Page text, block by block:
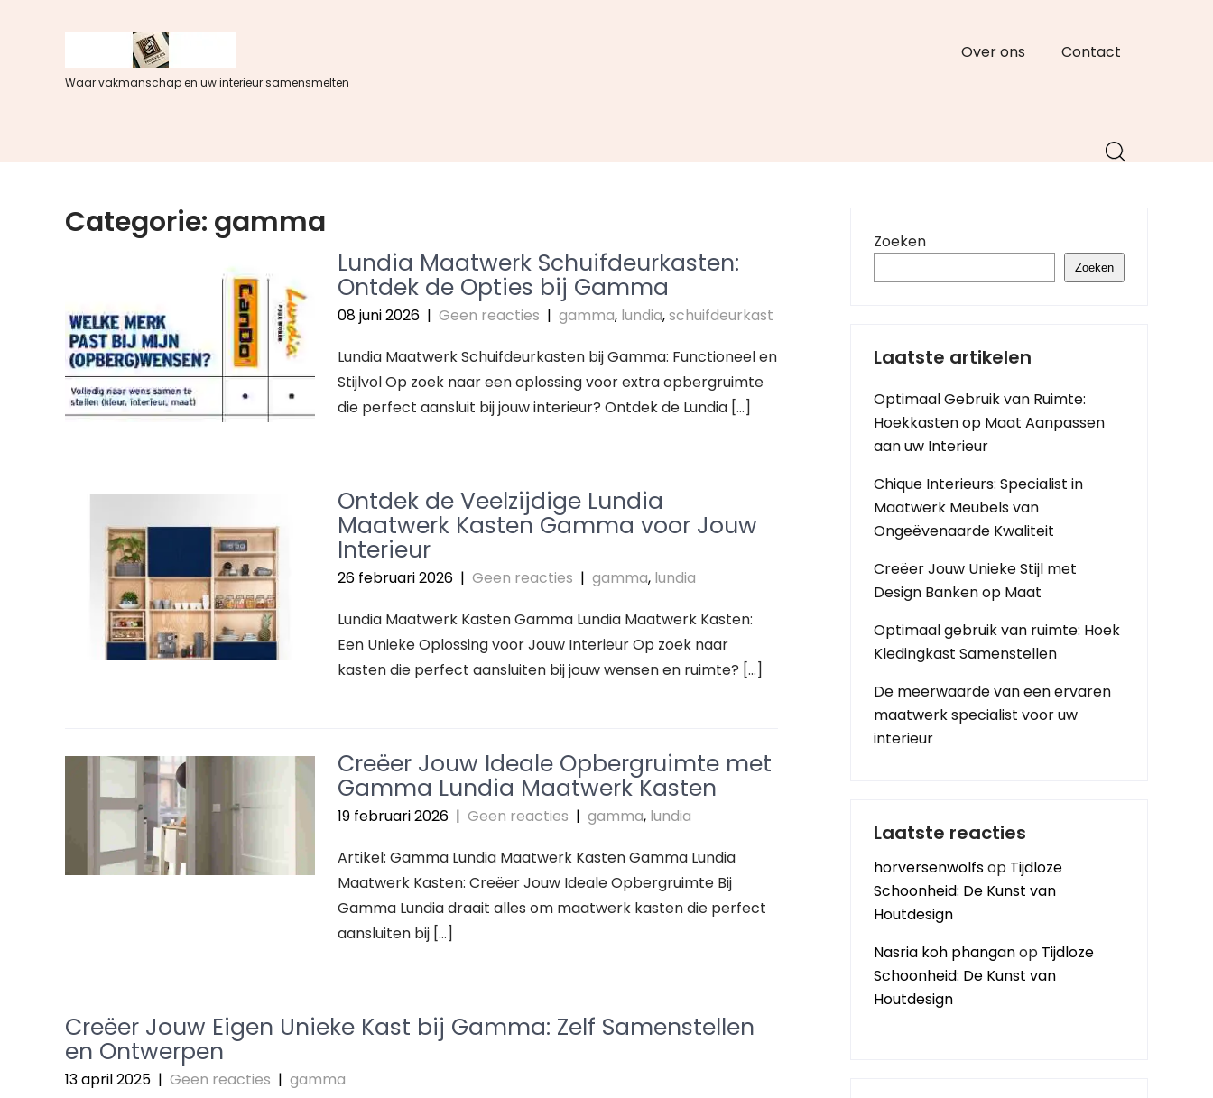
Waar vakmanschap en uw interieur samensmelten
Over ons Contact
Categorie: gamma
Lundia Maatwerk Schuifdeurkasten:
Ontdek de Opties bij Gamma
08 juni 2026 | Geen reacties | gamma, lundia,schuifdeurkast
Lundia Maatwerk Schuifdeurkasten bij Gamma: Functioneel en
Stijlvol Op zoek naar een oplossing voor extra opbergruimte
die perfect aansluit bij jouw interieur? Ontdek de Lundia […]
Ontdek de Veelzijdige Lundia
Maatwerk Kasten Gamma voor Jouw
Interieur
26 februari 2026 | Geen reacties | gamma, lundia
Lundia Maatwerk Kasten Gamma Lundia Maatwerk Kasten:
Een Unieke Oplossing voor Jouw Interieur Op zoek naar
kasten die perfect aansluiten bij jouw wensen en ruimte? […]
Creëer Jouw Ideale Opbergruimte met
Gamma Lundia Maatwerk Kasten
19 februari 2026 | Geen reacties | gamma, lundia
Artikel: Gamma Lundia Maatwerk Kasten Gamma Lundia
Maatwerk Kasten: Creëer Jouw Ideale Opbergruimte Bij
Gamma Lundia draait alles om maatwerk kasten die perfect
aansluiten bij […]
Creëer Jouw Eigen Unieke Kast bij Gamma: Zelf Samenstellen
en Ontwerpen
13 april 2025 | Geen reacties | gamma
Zoeken
Zoeken
Laatste artikelen
Optimaal Gebruik van Ruimte:
Hoekkasten op Maat Aanpassen
aan uw Interieur
Chique Interieurs: Specialist in
Maatwerk Meubels van
Ongeëvenaarde Kwaliteit
Creëer Jouw Unieke Stijl met
Design Banken op Maat
Optimaal gebruik van ruimte: Hoek
Kledingkast Samenstellen
De meerwaarde van een ervaren
maatwerk specialist voor uw
interieur
Laatste reacties
horversenwolfsop Tijdloze
Schoonheid: De Kunst van
Houtdesign
Nasria koh phanganop Tijdloze
Schoonheid: De Kunst van
Houtdesign